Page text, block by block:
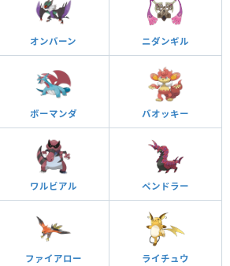
オンバーン ニダンギル
ボーマンダ バオッキー
ワルビアル ペンドラー
ファイアロー ライチュウ